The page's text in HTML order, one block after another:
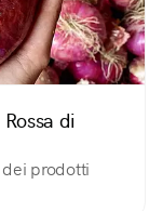
di
prodotti